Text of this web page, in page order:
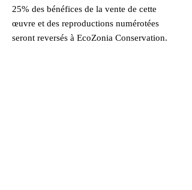
25% des bénéfices de la vente de cette
œuvre et des reproductions numérotées
seront reversés à EcoZonia Conservation.